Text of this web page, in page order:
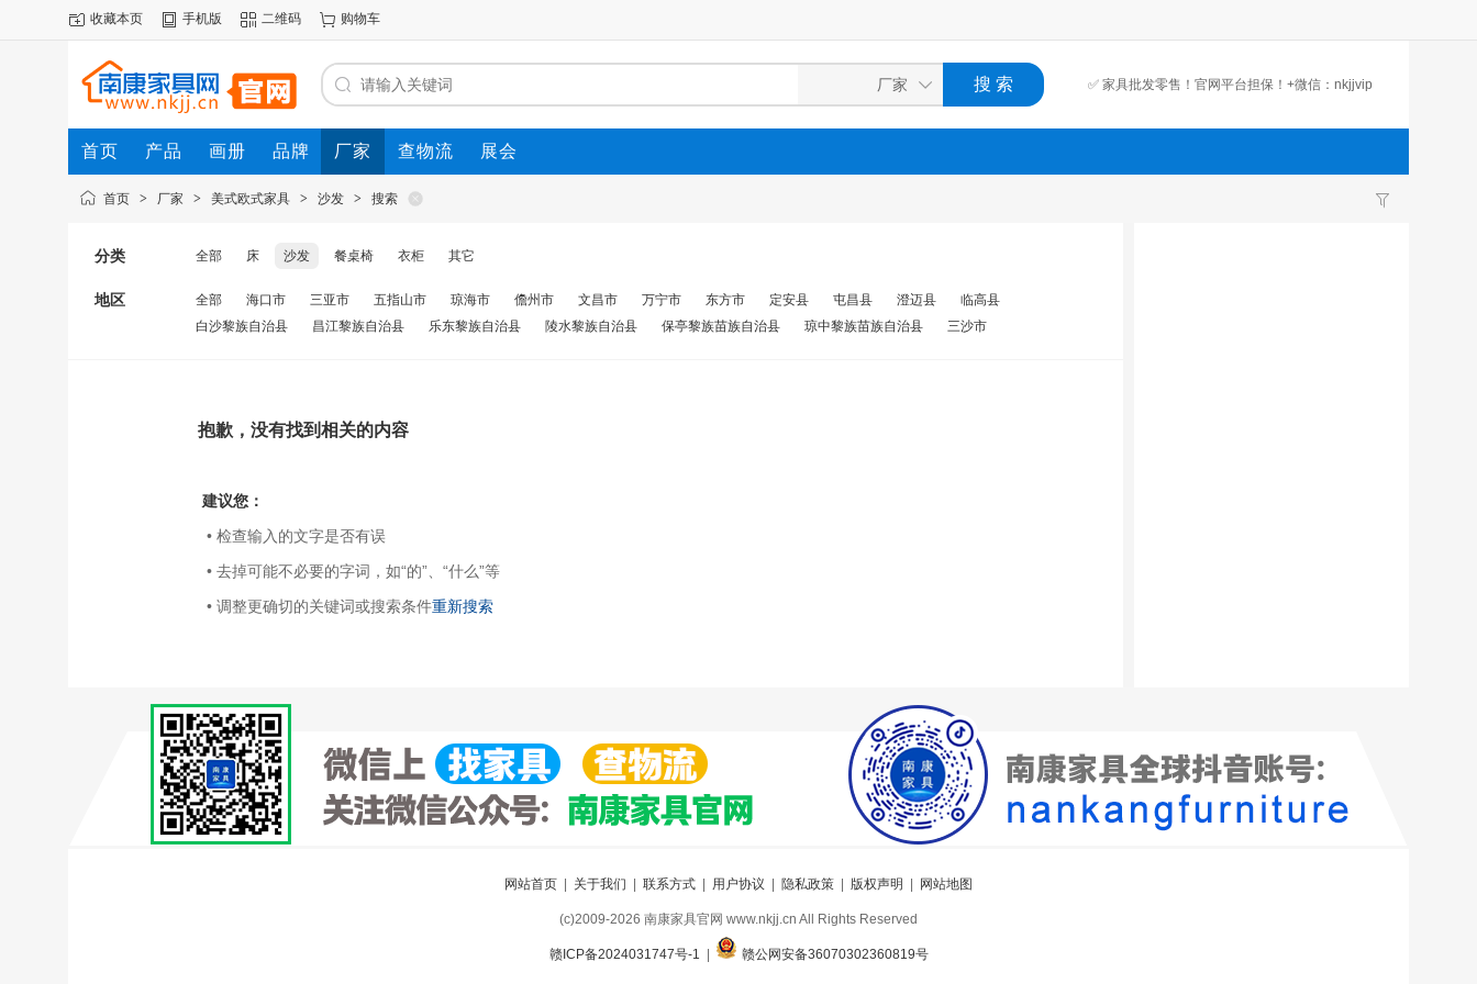
收藏本页 手机版 二维码 购物车
✅ 家具批发零售！官网平台担保！+微信：nkjjvip
首页 产品 画册 品牌 厂家 查物流 展会
首页 > 厂家 > 美式欧式家具 > 沙发 > 搜索
分类 全部 床 沙发 餐桌椅 衣柜 其它
地区 全部 海口市 三亚市 五指山市 琼海市 儋州市 文昌市 万宁市 东方市 定安县 屯昌县 澄迈县
临高县
白沙黎族自治县
昌江黎族自治县 乐东黎族自治县 陵水黎族自治县 保亭黎族苗族自治县 琼中黎族苗族自治县 三沙市
抱歉，没有找到相关的内容
建议您：
• 检查输入的文字是否有误
• 去掉可能不必要的字词，如“的”、“什么”等
• 调整更确切的关键词或搜索条件重新搜索
网站首页 关于我们 联系方式 用户协议 隐私政策 版权声明 网站地图
(c)2009-2026 南康家具官网 www.nkjj.cn All Rights Reserved
赣ICP备2024031747号-1 赣公网安备36070302360819号